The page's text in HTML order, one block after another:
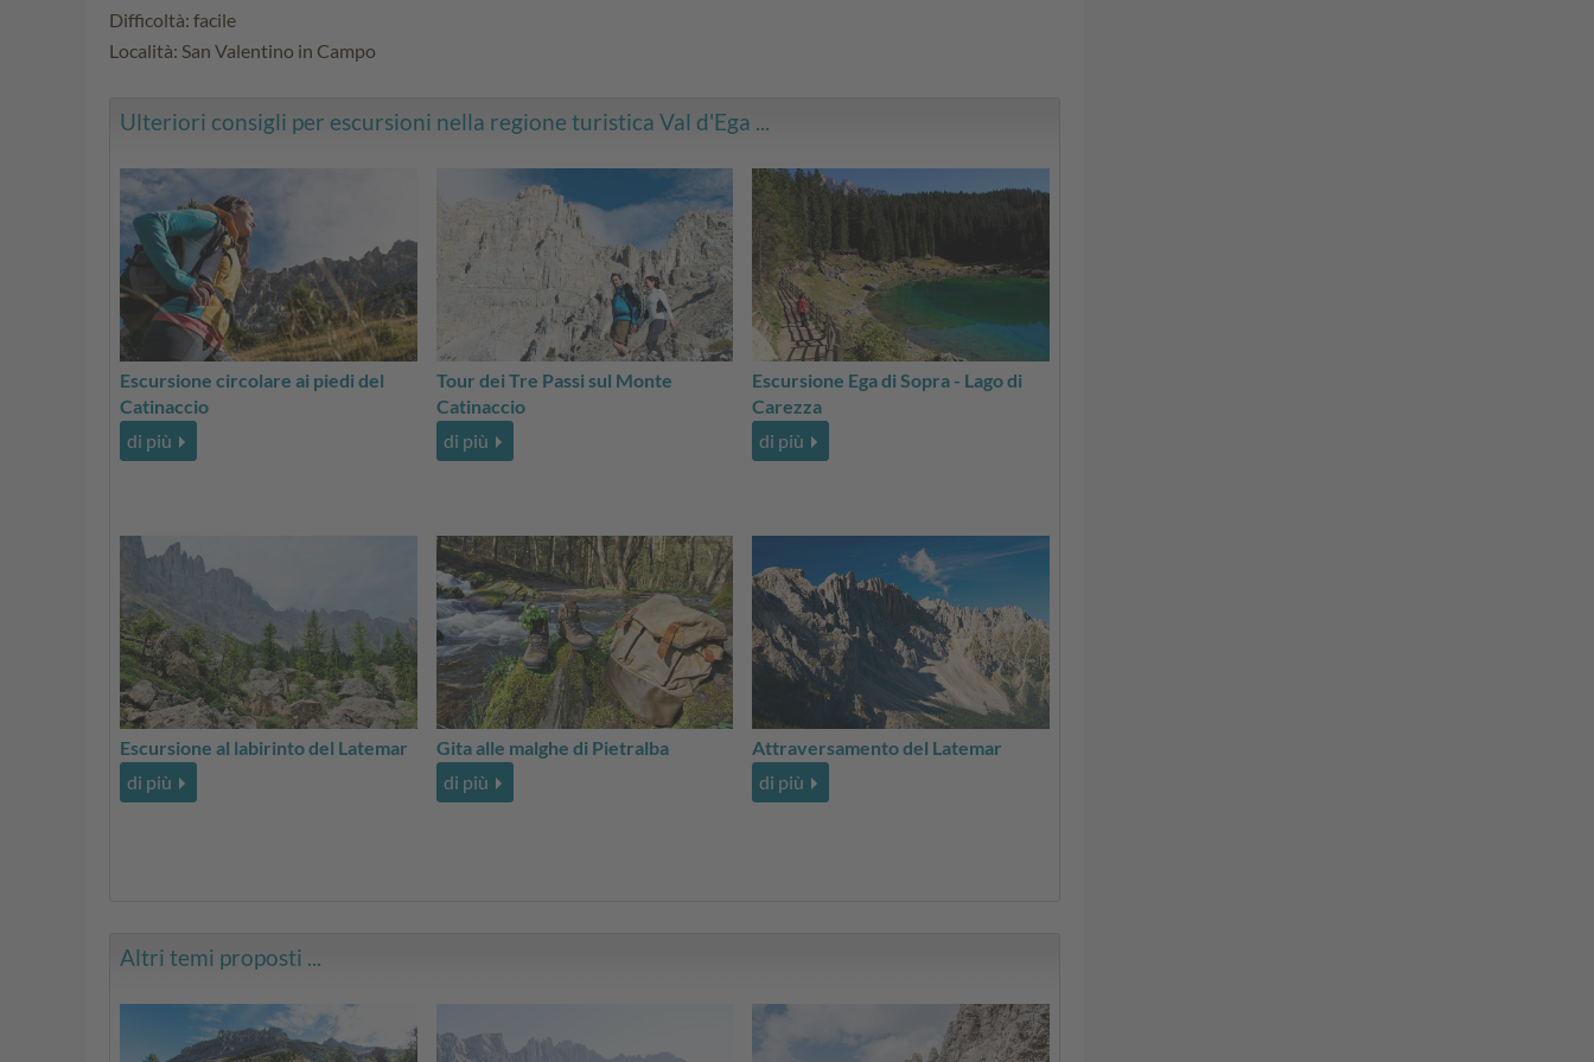
Difficoltà: facile
Località: San Valentino in Campo
Ulteriori consigli per escursioni nella regione turistica Val d'Ega ...
Escursione circolare ai piedi del
Catinaccio
di più
Tour dei Tre Passi sul Monte
Catinaccio
di più
Escursione Ega di Sopra - Lago di
Carezza
di più
Escursione al labirinto del Latemar
di più
Gita alle malghe di Pietralba
di più
Attraversamento del Latemar
di più
Altri temi proposti ...